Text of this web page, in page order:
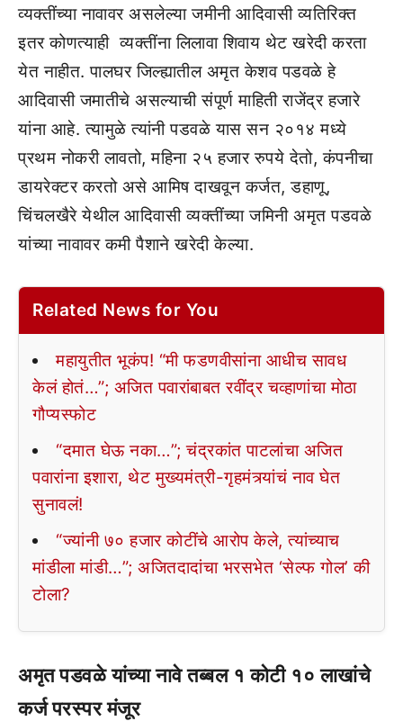
व्यक्तींच्या नावावर असलेल्या जमीनी आदिवासी व्यतिरिक्‍त
इतर कोणत्याही व्यक्तींना लिलावा शिवाय थेट खरेदी करता
येत नाहीत. पालघर जिल्ह्यातील अमृत केशव पडवळे हे
आदिवासी जमातीचे असल्याची संपूर्ण माहिती राजेंद्र हजारे
यांना आहे. त्यामुळे त्यांनी पडवळे यास सन २०१४ मध्ये
प्रथम नोकरी लावतो, महिना २५ हजार रुपये देतो, कंपनीचा
डायरेक्टर करतो असे आमिष दाखवून कर्जत, डहाणू,
चिंचलखैरे येथील आदिवासी व्यक्तींच्या जमिनी अमृत पडवळे
यांच्या नावावर कमी पैशाने खरेदी केल्या.
Related News for You
महायुतीत भूकंप! “मी फडणवीसांना आधीच सावध
केलं होतं…”; अजित पवारांबाबत रवींद्र चव्हाणांचा मोठा
गौप्यस्फोट
“दमात घेऊ नका…”; चंद्रकांत पाटलांचा अजित
पवारांना इशारा, थेट मुख्यमंत्री-गृहमंत्र्यांचं नाव घेत
सुनावलं!
“ज्यांनी ७० हजार कोटींचे आरोप केले, त्यांच्याच
मांडीला मांडी…”; अजितदादांचा भरसभेत ‘सेल्फ गोल’ की
टोला?
अमृत पडवळे यांच्या नावे तब्बल १ कोटी १० लाखांचे
कर्ज परस्पर मंजूर